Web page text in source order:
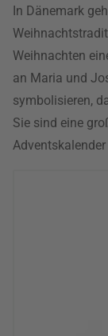
In Dänemark
Weihnachten
an Maria und
symbolisieren,
Sie sind eine